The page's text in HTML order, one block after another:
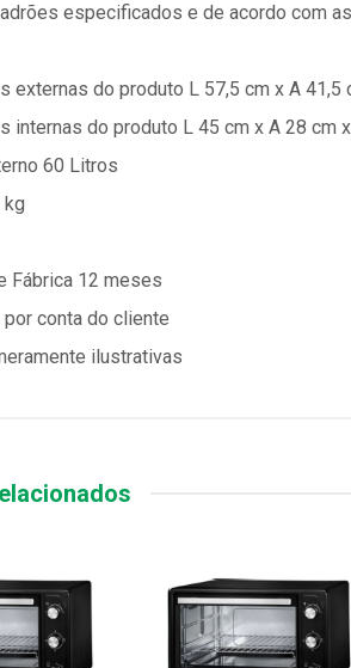
especificados e de acordo com
externas do produto L 57,5 cm x A 41,5
internas do produto L 45 cm x A 28 cm
60 Litros
kg
Fábrica 12 meses
conta do cliente
ilustrativas